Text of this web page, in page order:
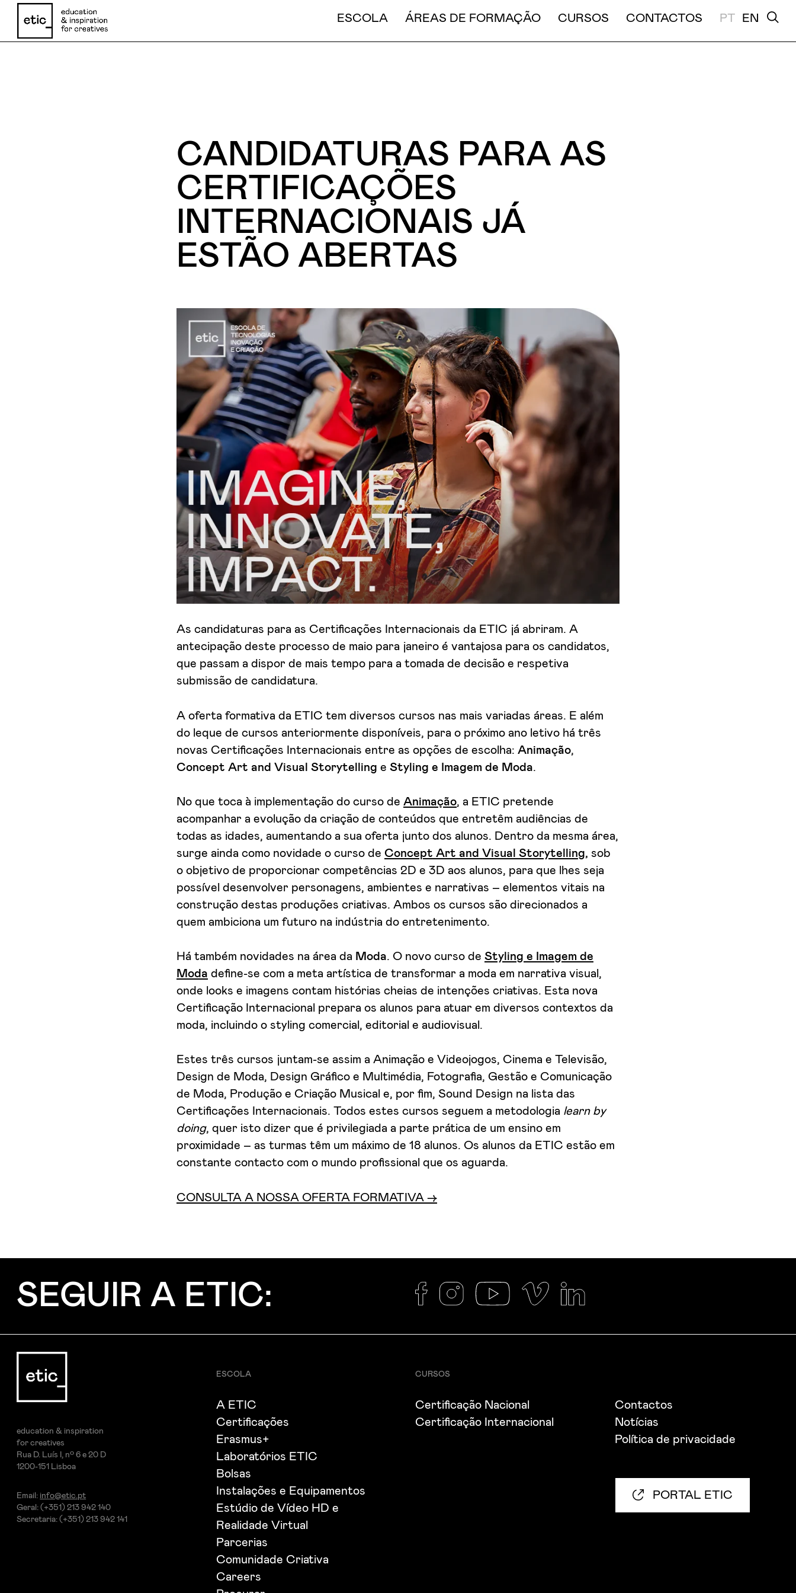
Aceito receber emails sobre novidades da ETIC
ESCOLA ÁREAS DE FORMAÇÃO CURSOS CONTACTOS PT EN
CANDIDATURAS PARA AS
CERTIFICAÇÕES
INTERNACIONAIS JÁ
ESTÃO ABERTAS
As candidaturas para as Certificações Internacionais da ETIC já abriram. A
antecipação deste processo de maio para janeiro é vantajosa para os candidatos,
que passam a dispor de mais tempo para a tomada de decisão e respetiva
submissão de candidatura.
A oferta formativa da ETIC tem diversos cursos nas mais variadas áreas. E além
do leque de cursos anteriormente disponíveis, para o próximo ano letivo há três
novas Certificações Internacionais entre as opções de escolha:Animação,
Concept Art and Visual Storytelling eStyling e Imagem de Moda.
No que toca à implementação do curso deAnimação, a ETIC pretende
acompanhar a evolução da criação de conteúdos que entretêm audiências de
todas as idades, aumentando a sua oferta junto dos alunos. Dentro da mesma área,
surge ainda como novidade o curso deConcept Art and Visual Storytelling, sob
o objetivo de proporcionar competências 2D e 3D aos alunos, para que lhes seja
possível desenvolver personagens, ambientes e narrativas – elementos vitais na
construção destas produções criativas. Ambos os cursos são direcionados a
quem ambiciona um futuro na indústria do entretenimento.
Há também novidades na área da Moda. O novo curso deStyling e Imagem de
Moda define-se com a meta artística de transformar a moda em narrativa visual,
onde looks e imagens contam histórias cheias de intenções criativas. Esta nova
Certificação Internacional prepara os alunos para atuar em diversos contextos da
moda, incluindo o styling comercial, editorial e audiovisual.
Estes três cursos juntam-se assim a Animação e Videojogos, Cinema e Televisão,
Design de Moda, Design Gráfico e Multimédia, Fotografia, Gestão e Comunicação
de Moda, Produção e Criação Musical e, por fim, Sound Design na lista das
Certificações Internacionais. Todos estes cursos seguem a metodologia learn by
doing, quer isto dizer que é privilegiada a parte prática de um ensino em
proximidade – as turmas têm um máximo de 18 alunos. Os alunos da ETIC estão em
constante contacto com o mundo profissional que os aguarda.
CONSULTA A NOSSA OFERTA FORMATIVA →
SEGUIR A ETIC:
education & inspiration
for creatives
Rua D. Luís I, nº 6 e 20 D
1200-151 Lisboa
Email: info@etic.pt
Geral: (+351) 213 942 140
Secretaria: (+351) 213 942 141
ESCOLA
A ETIC
Certificações
Erasmus+
Laboratórios ETIC
Bolsas
Instalações e Equipamentos
Estúdio de Vídeo HD e
Realidade Virtual
Parcerias
Comunidade Criativa
Careers
CURSOS
Certificação Nacional
Certificação Internacional
Contactos
Notícias
Política de privacidade
PORTAL ETIC